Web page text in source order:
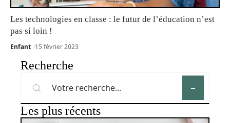
Les technologies en classe : le futur de l’éducation n’est
pas si loin !
Enfant 15 février 2023
Recherche
Les plus récents